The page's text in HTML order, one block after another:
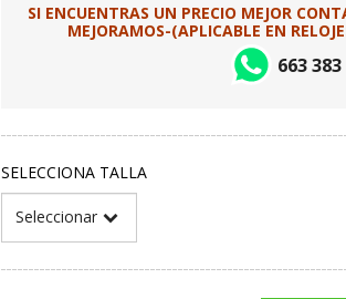
SI ENCUENTRAS UN PRECIO MEJOR
MEJORAMOS-(APLICABLE EN
663
SELECCIONA TALLA